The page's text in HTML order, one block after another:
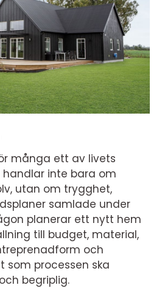
många ett av livets
handlar inte bara om
utan om trygghet,
samlade under
planerar ett nytt hem
till budget, material,
och
som processen ska
begriplig.